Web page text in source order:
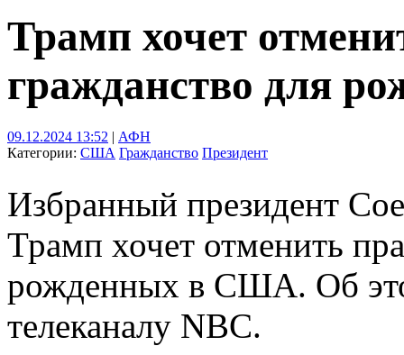
Трамп хочет
гражданство для
09.12.2024 13:52 | АФН
Категории: США Гражданство Президент
Избранный президент
Трамп хочет отменить
рожденных в США. Об
телеканалу NBC.